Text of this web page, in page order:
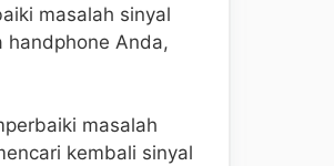
masalah sinyal
handphone Anda,
masalah
kembali sinyal